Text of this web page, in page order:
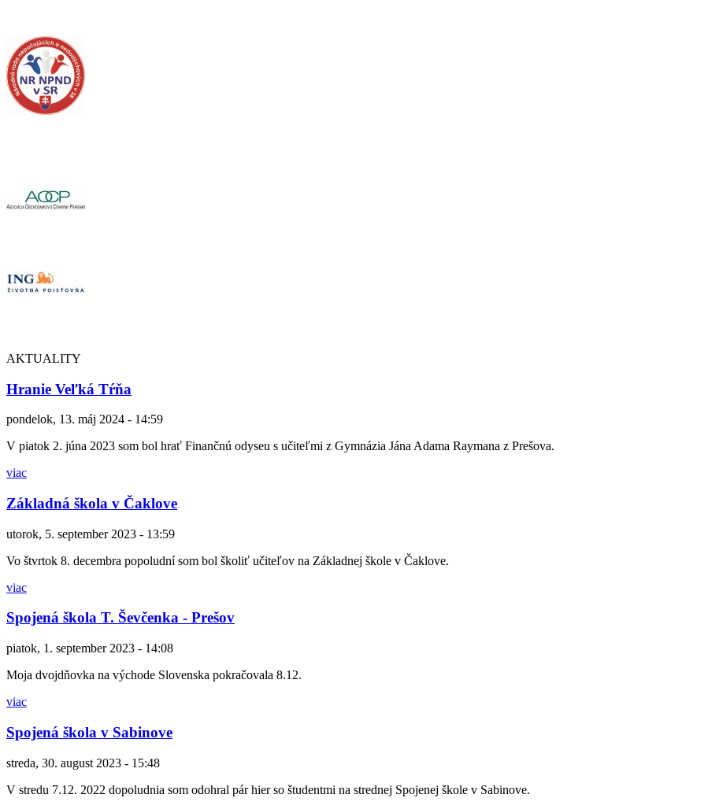
AKTUALITY
Hranie Veľká Tŕňa
pondelok, 13. máj 2024 - 14:59
V piatok 2. júna 2023 som bol hrať Finančnú odyseu s učiteľmi z Gymnázia Jána Adama Raymana z Prešova.
viac
Základná škola v Čaklove
utorok, 5. september 2023 - 13:59
Vo štvrtok 8. decembra popoludní som bol školiť učiteľov na Základnej škole v Čaklove.
viac
Spojená škola T. Ševčenka - Prešov
piatok, 1. september 2023 - 14:08
Moja dvojdňovka na východe Slovenska pokračovala 8.12.
viac
Spojená škola v Sabinove
streda, 30. august 2023 - 15:48
V stredu 7.12. 2022 dopoludnia som odohral pár hier so študentmi na strednej Spojenej škole v Sabinove.